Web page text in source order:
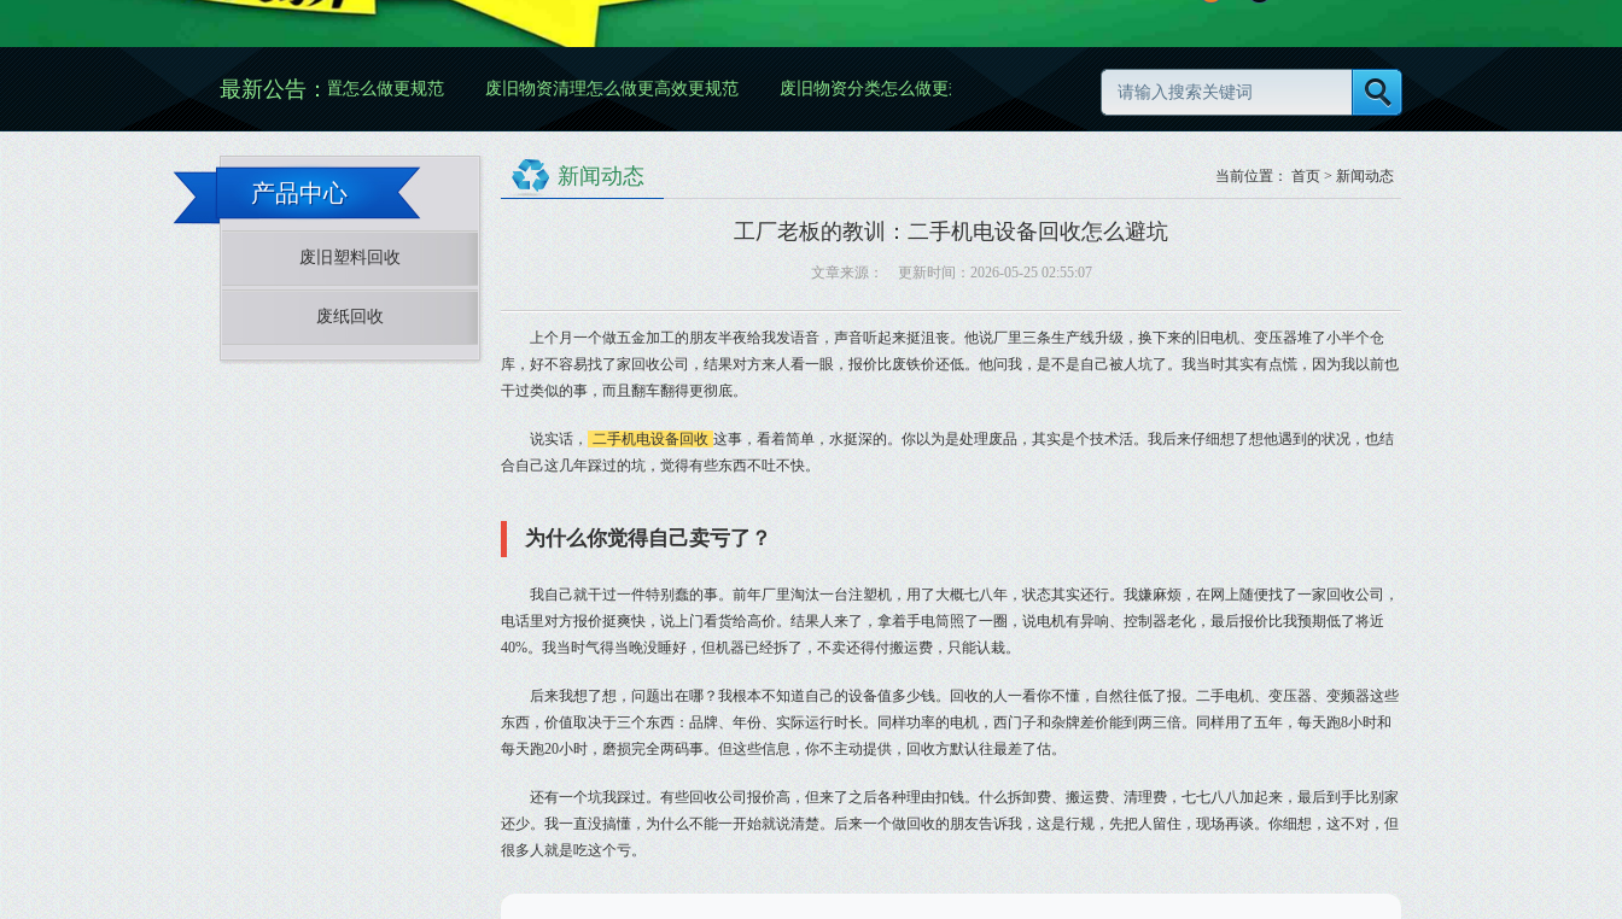
最新公告：
怎么看更准确 废旧物资处置怎么做更规范 废旧物资清理怎么做更高效更规范 废旧物资分类怎么做更规范
产品中心
废旧塑料回收
废纸回收
新闻动态 当前位置： 首页 > 新闻动态
工厂老板的教训：二手机电设备回收怎么避坑
文章来源： 更新时间：2026-05-25 02:55:07
上个月一个做五金加工的朋友半夜给我发语音，声音听起来挺沮丧。他说厂里三条生产线升级，换下来的旧电机、变压器堆了小半个仓
库，好不容易找了家回收公司，结果对方来人看一眼，报价比废铁价还低。他问我，是不是自己被人坑了。我当时其实有点慌，因为我以前也
干过类似的事，而且翻车翻得更彻底。
说实话， 二手机电设备回收 这事，看着简单，水挺深的。你以为是处理废品，其实是个技术活。我后来仔细想了想他遇到的状况，也结
合自己这几年踩过的坑，觉得有些东西不吐不快。
为什么你觉得自己卖亏了？
我自己就干过一件特别蠢的事。前年厂里淘汰一台注塑机，用了大概七八年，状态其实还行。我嫌麻烦，在网上随便找了一家回收公司，
电话里对方报价挺爽快，说上门看货给高价。结果人来了，拿着手电筒照了一圈，说电机有异响、控制器老化，最后报价比我预期低了将近
40%。我当时气得当晚没睡好，但机器已经拆了，不卖还得付搬运费，只能认栽。
后来我想了想，问题出在哪？我根本不知道自己的设备值多少钱。回收的人一看你不懂，自然往低了报。二手电机、变压器、变频器这些
东西，价值取决于三个东西：品牌、年份、实际运行时长。同样功率的电机，西门子和杂牌差价能到两三倍。同样用了五年，每天跑8小时和
每天跑20小时，磨损完全两码事。但这些信息，你不主动提供，回收方默认往最差了估。
还有一个坑我踩过。有些回收公司报价高，但来了之后各种理由扣钱。什么拆卸费、搬运费、清理费，七七八八加起来，最后到手比别家
还少。我一直没搞懂，为什么不能一开始就说清楚。后来一个做回收的朋友告诉我，这是行规，先把人留住，现场再谈。你细想，这不对，但
很多人就是吃这个亏。